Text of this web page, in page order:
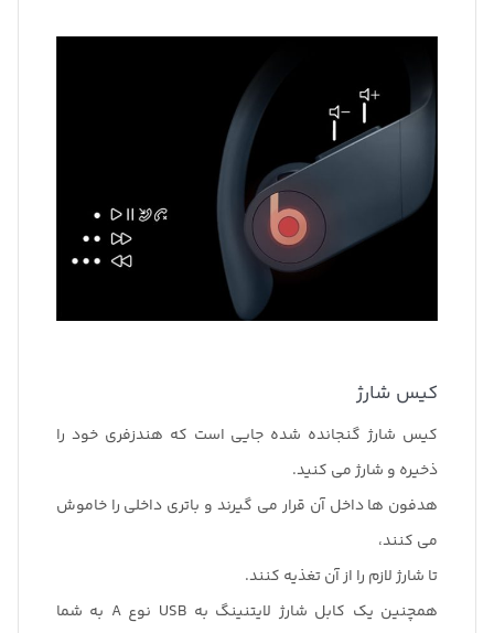
کیس شارژ
کیس شارژ گنجانده شده جایی است که هندزفری خود را
ذخیره و شارژ می کنید.
هدفون ها داخل آن قرار می گیرند و باتری داخلی را خاموش
می کنند،
تا شارژ لازم را از آن تغذیه کنند.
همچنین یک کابل شارژ لایتنینگ به USB نوع A به شما